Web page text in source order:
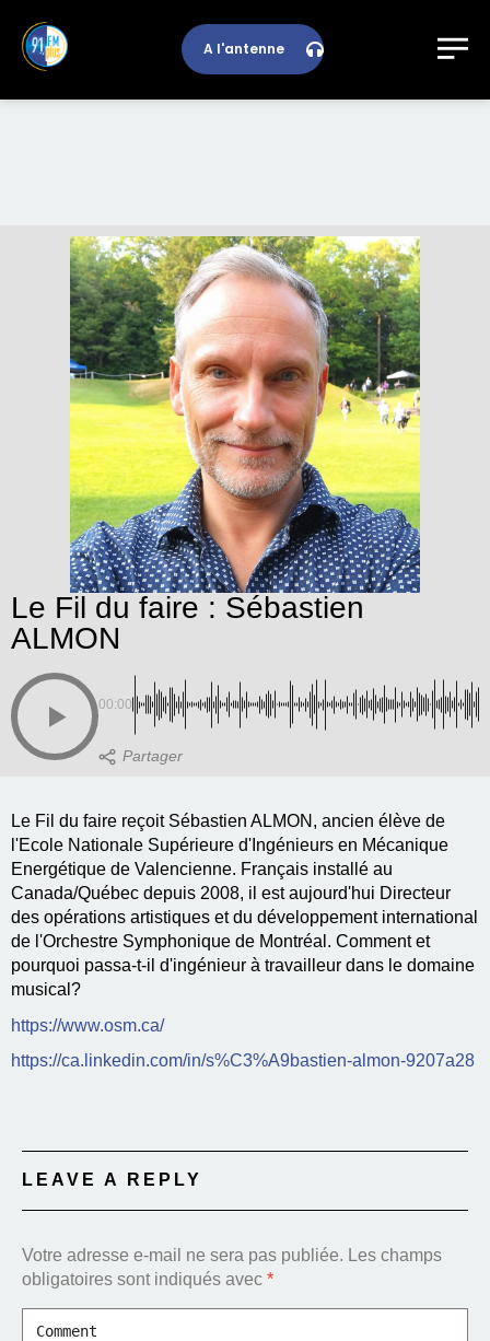
A l'antenne
Le Fil du faire : Sébastien
ALMON
00:00
Le Fil du faire reçoit Sébastien ALMON, ancien élève de
l'Ecole Nationale Supérieure d'Ingénieurs en Mécanique
Energétique de Valencienne. Français installé au
Canada/Québec depuis 2008, il est aujourd'hui Directeur
des opérations artistiques et du développement international
de l'Orchestre Symphonique de Montréal. Comment et
pourquoi passa-t-il d'ingénieur à travailleur dans le domaine
musical?
https://www.osm.ca/
https://ca.linkedin.com/in/s%C3%A9bastien-almon-9207a28
LEAVE A REPLY
Votre adresse e-mail ne sera pas publiée. Les champs
obligatoires sont indiqués avec *